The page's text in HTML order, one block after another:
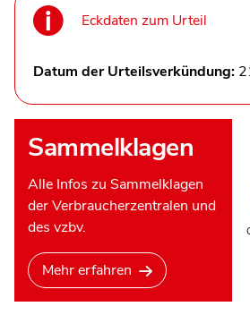
Eckdaten zum Urteil
Datum der Urteilsverkündung:
Sammelklagen
Alle Infos zu Sammelklagen
der Verbraucherzentralen und
des vzbv.
Mehr erfahren